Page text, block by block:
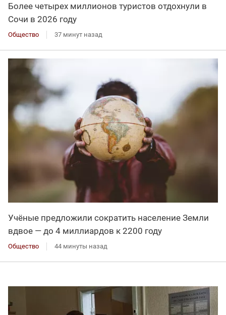
Более четырех миллионов туристов отдохнули в
Сочи в 2026 году
Общество 37 минут назад
Учёные предложили сократить население Земли
вдвое — до 4 миллиардов к 2200 году
Общество 44 минуты назад